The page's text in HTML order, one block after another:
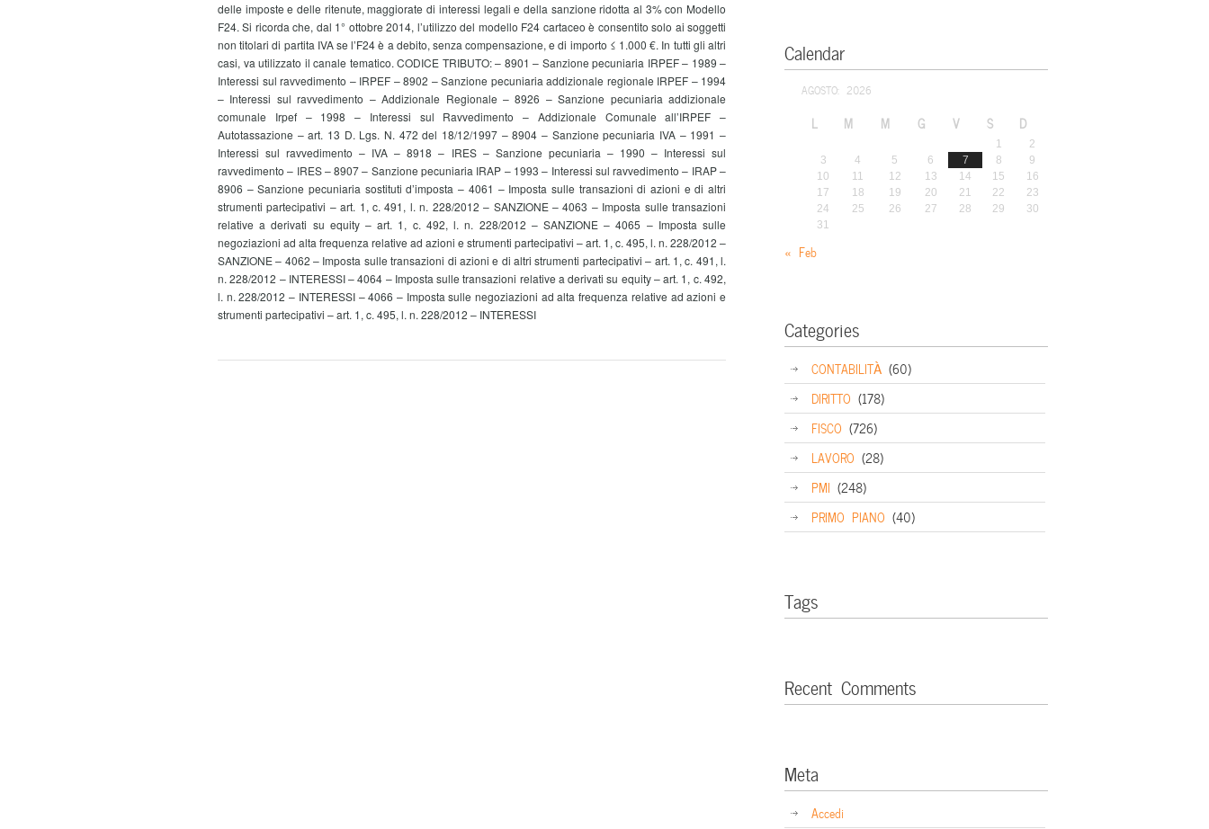
delle imposte e delle ritenute, maggiorate di interessi legali e della sanzione ridotta al 3% con Modello
F24. Si ricorda che, dal 1° ottobre 2014, l’utilizzo del modello F24 cartaceo è consentito solo ai soggetti
non titolari di partita IVA se l’F24 è a debito, senza compensazione, e di importo ≤ 1.000 €. In tutti gli altri
casi, va utilizzato il canale tematico. CODICE TRIBUTO: – 8901 – Sanzione pecuniaria IRPEF – 1989 –
Interessi sul ravvedimento – IRPEF – 8902 – Sanzione pecuniaria addizionale regionale IRPEF – 1994
– Interessi sul ravvedimento – Addizionale Regionale – 8926 – Sanzione pecuniaria addizionale
comunale Irpef – 1998 – Interessi sul Ravvedimento – Addizionale Comunale all’IRPEF –
Autotassazione – art. 13 D. Lgs. N. 472 del 18/12/1997 – 8904 – Sanzione pecuniaria IVA – 1991 –
Interessi sul ravvedimento – IVA – 8918 – IRES – Sanzione pecuniaria – 1990 – Interessi sul
ravvedimento – IRES – 8907 – Sanzione pecuniaria IRAP – 1993 – Interessi sul ravvedimento – IRAP –
8906 – Sanzione pecuniaria sostituti d’imposta – 4061 – Imposta sulle transazioni di azioni e di altri
strumenti partecipativi – art. 1, c. 491, l. n. 228/2012 – SANZIONE – 4063 – Imposta sulle transazioni
relative a derivati su equity – art. 1, c. 492, l. n. 228/2012 – SANZIONE – 4065 – Imposta sulle
negoziazioni ad alta frequenza relative ad azioni e strumenti partecipativi – art. 1, c. 495, l. n. 228/2012 –
SANZIONE – 4062 – Imposta sulle transazioni di azioni e di altri strumenti partecipativi – art. 1, c. 491, l.
n. 228/2012 – INTERESSI – 4064 – Imposta sulle transazioni relative a derivati su equity – art. 1, c. 492,
l. n. 228/2012 – INTERESSI – 4066 – Imposta sulle negoziazioni ad alta frequenza relative ad azioni e
strumenti partecipativi – art. 1, c. 495, l. n. 228/2012 – INTERESSI
Calendar
AGOSTO: 2026
L M M G V S D
1
2
3
4 5 6 7 8
9
10
11 12 13 14 15
16
17
18 19 20 21 22
23
24
25 26 27 28 29
30
31
« Feb
Categories
CONTABILITÀ (60)
DIRITTO (178)
FISCO (726)
LAVORO (28)
PMI (248)
PRIMO PIANO (40)
Tags
Recent Comments
Meta
Accedi